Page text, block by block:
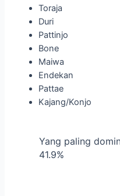
Toraja
Duri
Pattinjo
Bone
Maiwa
Endekan
Pattae
Kajang/Konjo
Yang paling
41.9%